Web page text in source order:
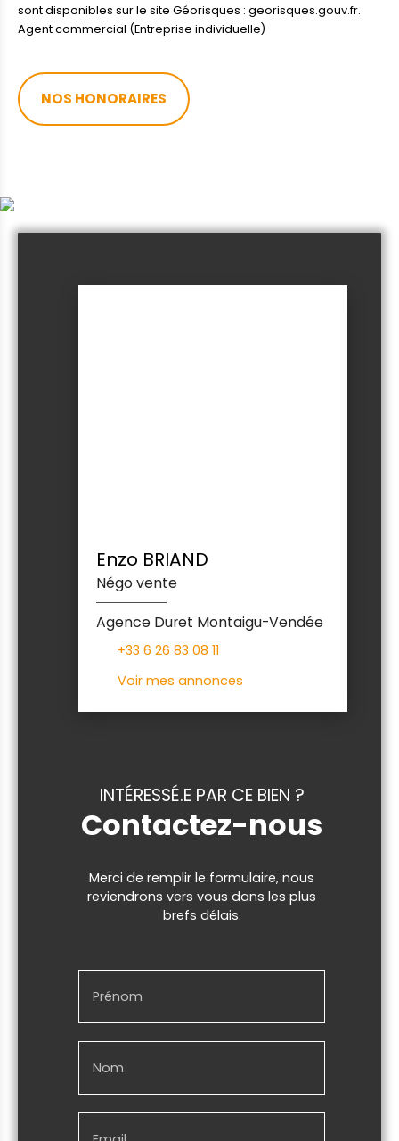
sont disponibles sur le site Géorisques : georisques.gouv.fr.
Agent commercial (Entreprise individuelle)
NOS HONORAIRES
Enzo BRIAND
Négo vente
Agence Duret Montaigu-Vendée
+33 6 26 83 08 11
Voir mes annonces
INTÉRESSÉ.E PAR CE BIEN ?
Contactez-nous
Merci de remplir le formulaire, nous
reviendrons vers vous dans les plus
brefs délais.
Prénom
Nom